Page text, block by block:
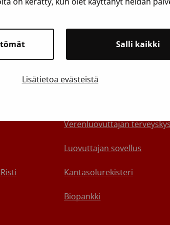
Salli kaikki
Lisätietoa evästeistäSuosittelemme
Verenluovuttajan
Luovuttajan sovellus
Kantasolurekisteri
Biopankki